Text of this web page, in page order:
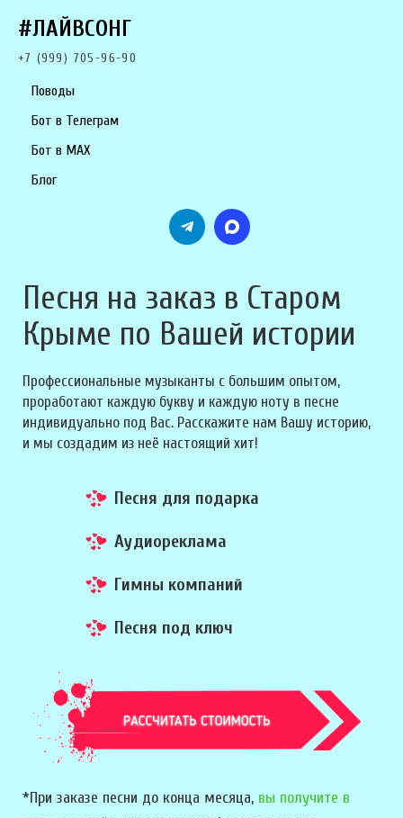
#ЛАЙВСОНГ
+7 (999) 705-96-90
Поводы
Бот в Телеграм
Бот в MAX
Блог
Песня на заказ в Старом
Крыме по Вашей истории
Профессиональные музыканты с большим опытом,
проработают каждую букву и каждую ноту в песне
индивидуально под Вас. Расскажите нам Вашу историю,
и мы создадим из неё настоящий хит!
Песня для подарка
Аудиореклама
Гимны компаний
Песня под ключ
*При заказе песни до конца месяца, вы получите в